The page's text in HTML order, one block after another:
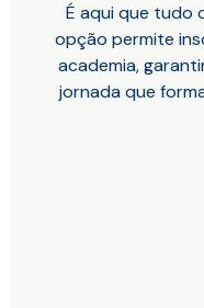
É aqui que tudo
opção permite
academia,
jornada que